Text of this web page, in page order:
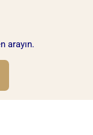
arayın.